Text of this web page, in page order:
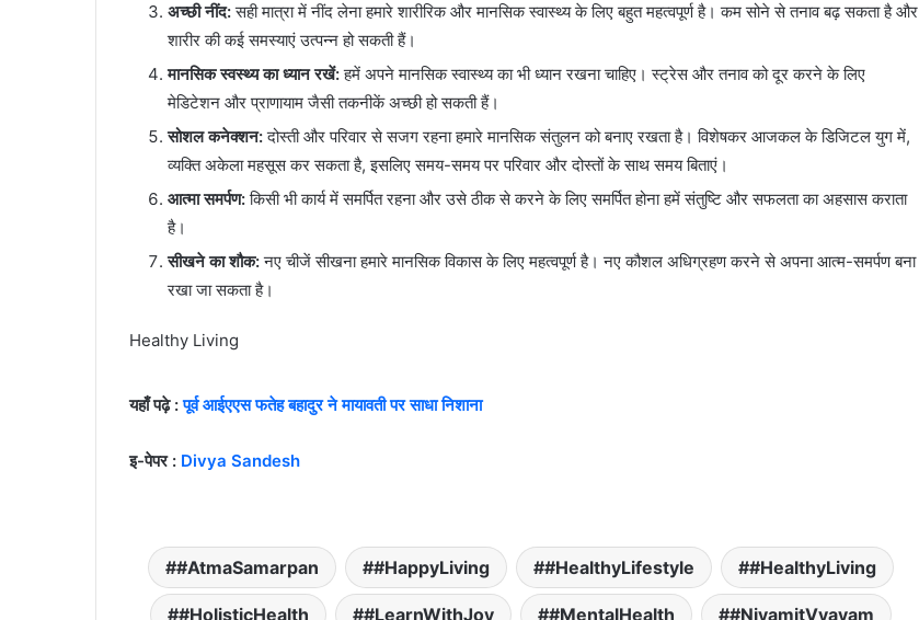
अच्छी नींद:सही मात्रा में नींद लेना हमारे शारीरिक और मानसिक स्वास्थ्य के लिए बहुत महत्वपूर्ण है। कम सोने से तनाव बढ़ सकता है और
शारीर की कई समस्याएं उत्पन्न हो सकती हैं।
मानसिक स्वस्थ्य का ध्यान रखें:हमें अपने मानसिक स्वास्थ्य का भी ध्यान रखना चाहिए। स्ट्रेस और तनाव को दूर करने के लिए
मेडिटेशन और प्राणायाम जैसी तकनीकें अच्छी हो सकती हैं।
सोशल कनेक्शन:दोस्ती और परिवार से सजग रहना हमारे मानसिक संतुलन को बनाए रखता है। विशेषकर आजकल के डिजिटल युग में,
व्यक्ति अकेला महसूस कर सकता है, इसलिए समय-समय पर परिवार और दोस्तों के साथ समय बिताएं।
आत्मा समर्पण:किसी भी कार्य में समर्पित रहना और उसे ठीक से करने के लिए समर्पित होना हमें संतुष्टि और सफलता का अहसास कराता
है।
सीखने का शौक:नए चीजें सीखना हमारे मानसिक विकास के लिए महत्वपूर्ण है। नए कौशल अधिग्रहण करने से अपना आत्म-समर्पण बना
रखा जा सकता है।
Healthy Living
यहाँ पढ़े :पूर्व आईएएस फतेह बहादुर ने मायावती पर साधा निशाना
इ-पेपर : Divya Sandesh
#AtmaSamarpan #HappyLiving #HealthyLifestyle #HealthyLiving
#HolisticHealth #LearnWithJoy #MentalHealth #NiyamitVyayam